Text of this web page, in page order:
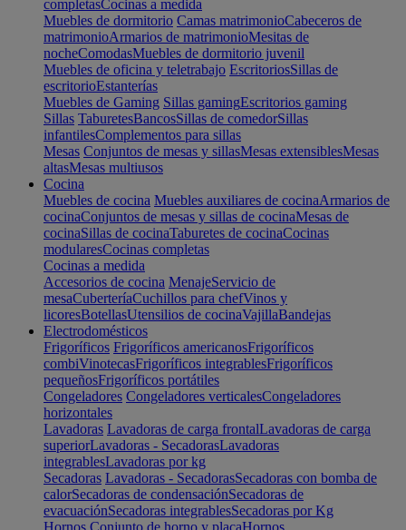
completasCocinas a medida
Muebles de dormitorio Camas matrimonioCabeceros de
matrimonioArmarios de matrimonioMesitas de
nocheComodasMuebles de dormitorio juvenil
Muebles de oficina y teletrabajo EscritoriosSillas de
escritorioEstanterías
Muebles de Gaming Sillas gamingEscritorios gaming
Sillas TaburetesBancosSillas de comedorSillas
infantilesComplementos para sillas
Mesas Conjuntos de mesas y sillasMesas extensiblesMesas
altasMesas multiusos
Cocina
Muebles de cocina Muebles auxiliares de cocinaArmarios de
cocinaConjuntos de mesas y sillas de cocinaMesas de
cocinaSillas de cocinaTaburetes de cocinaCocinas
modularesCocinas completas
Cocinas a medida
Accesorios de cocina MenajeServicio de
mesaCuberteríaCuchillos para chefVinos y
licoresBotellasUtensilios de cocinaVajillaBandejas
Electrodomésticos
Frigoríficos Frigoríficos americanosFrigoríficos
combiVinotecasFrigoríficos integrablesFrigoríficos
pequeñosFrigoríficos portátiles
Congeladores Congeladores verticalesCongeladores
horizontales
Lavadoras Lavadoras de carga frontalLavadoras de carga
superiorLavadoras - SecadorasLavadoras
integrablesLavadoras por kg
Secadoras Lavadoras - SecadorasSecadoras con bomba de
calorSecadoras de condensaciónSecadoras de
evacuaciónSecadoras integrablesSecadoras por Kg
Hornos Conjunto de horno y placaHornos